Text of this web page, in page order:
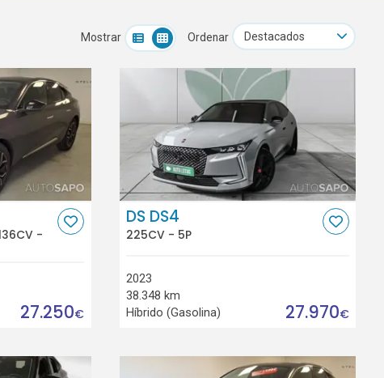
Mostrar Ordenar
-
27.250€
DS DS4
225CV - 5P
2023
38.348 km
Híbrido (Gasolina)
27.970€